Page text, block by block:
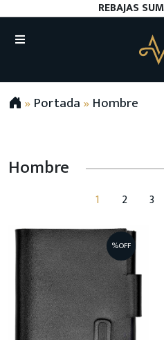
REBAJAS
»Portada»Hombre
Hombre
1 2 3
%OFF